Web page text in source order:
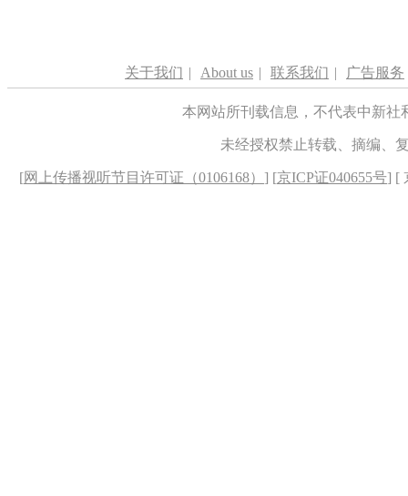
关于我们 | About us | 联系我们 | 广告服务
本网站所刊载信息，不代表中新
未经授权禁止转载、摘编、
[网上传播视听节目许可证（0106168） ] [京ICP证040655号] [